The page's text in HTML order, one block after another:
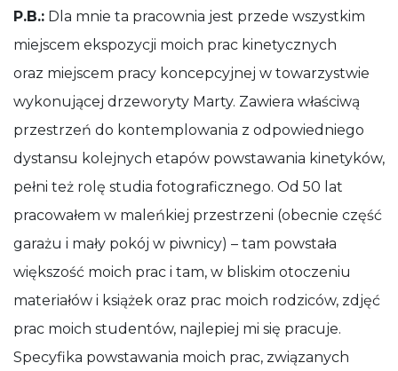
P.B.: Dla mnie ta pracownia jest przede wszystkim
miejscem ekspozycji moich prac kinetycznych
oraz miejscem pracy koncepcyjnej w towarzystwie
wykonującej drzeworyty Marty. Zawiera właściwą
przestrzeń do kontemplowania z odpowiedniego
dystansu kolejnych etapów powstawania kinetyków,
pełni też rolę studia fotograficznego. Od 50 lat
pracowałem w maleńkiej przestrzeni (obecnie część
garażu i mały pokój w piwnicy) – tam powstała
większość moich prac i tam, w bliskim otoczeniu
materiałów i książek oraz prac moich rodziców, zdjęć
prac moich studentów, najlepiej mi się pracuje.
Specyfika powstawania moich prac, związanych